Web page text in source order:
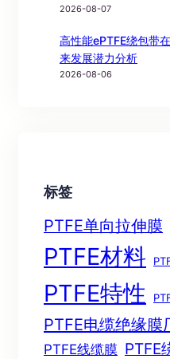
2026-08-07
高性能ePTFE绕包带
来发展潜力分析
2026-08-06
标签
PTFE单向拉伸膜
PTFE材料
PTFE特性
PTFE电缆绝缘膜
PTFE线缆膜 PTFE